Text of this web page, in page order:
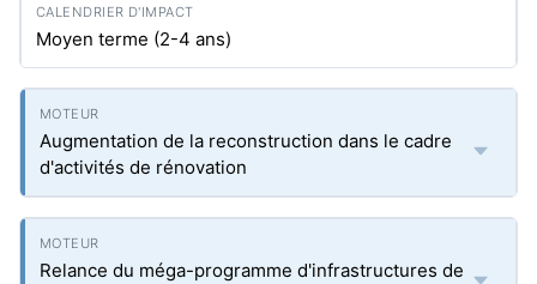
Moyen terme (2-4 ans)
Augmentation de la reconstruction dans le cadre
d'activités de rénovation
Relance du méga-programme d'infrastructures de